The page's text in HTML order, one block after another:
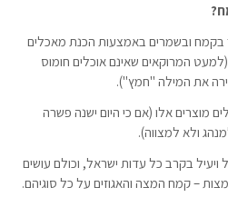
בקמח ובשמרים באמצעות הכנת מאכלים
(למעט המרוקאים שאינם אוכלים חומוס
את המילה "חמץ").
מוצרים אלו (אם כי היום ישנה פשרה
ולא למצווה).
ויעיל בקרב כל עדות ישראל, וכולם עושים
– קמח המצה והאגוזים על כל סוגיהם.